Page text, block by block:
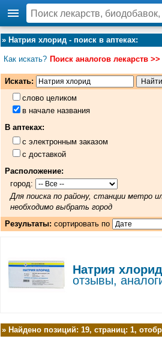
» Натрия хлорид - поиск в аптеках:
Как искать? Поиск аналогов лекарств >>
Искать:
слово целиком
в начале названия
В аптеках:
с электронным заказом
с доставкой
Расположение:
город:
Для поиска по району, станции метро
необходимо выбрать город
Результаты: сортировать по
Натрия хлорид
отзывы,
» Найдено позиций: 19, страниц: 1,